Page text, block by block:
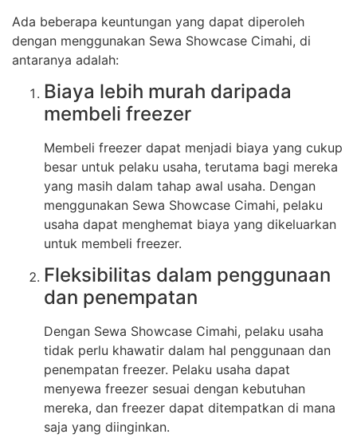
Ada beberapa keuntungan yang dapat diperoleh
dengan menggunakan Sewa Showcase Cimahi, di
antaranya adalah:
Biaya lebih murah daripada
membeli freezer
Membeli freezer dapat menjadi biaya yang cukup
besar untuk pelaku usaha, terutama bagi mereka
yang masih dalam tahap awal usaha. Dengan
menggunakan Sewa Showcase Cimahi, pelaku
usaha dapat menghemat biaya yang dikeluarkan
untuk membeli freezer.
Fleksibilitas dalam penggunaan
dan penempatan
Dengan Sewa Showcase Cimahi, pelaku usaha
tidak perlu khawatir dalam hal penggunaan dan
penempatan freezer. Pelaku usaha dapat
menyewa freezer sesuai dengan kebutuhan
mereka, dan freezer dapat ditempatkan di mana
saja yang diinginkan.